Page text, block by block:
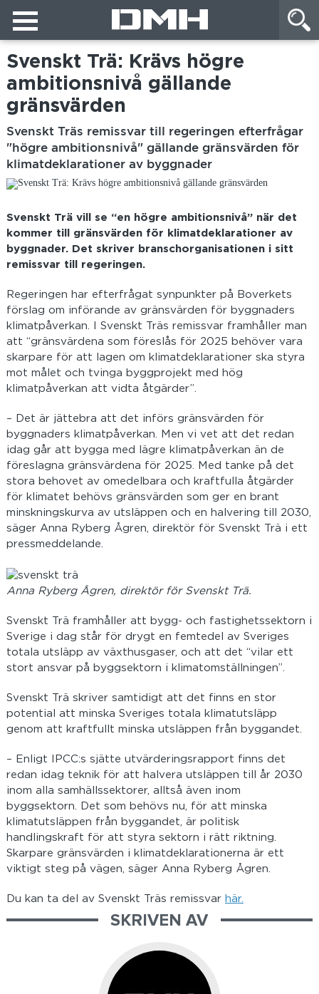
Svenskt Trä: Krävs högre
ambitionsnivå gällande
gränsvärden
Svenskt Träs remissvar till regeringen efterfrågar
"högre ambitionsnivå" gällande gränsvärden för
klimatdeklarationer av byggnader
Svenskt Trä vill se “en högre ambitionsnivå” när det
kommer till gränsvärden för klimatdeklarationer av
byggnader. Det skriver branschorganisationen i sitt
remissvar till regeringen.
Regeringen har efterfrågat synpunkter på Boverkets
förslag om införande av gränsvärden för byggnaders
klimatpåverkan. I Svenskt Träs remissvar framhåller man
att “gränsvärdena som föreslås för 2025 behöver vara
skarpare för att lagen om klimatdeklarationer ska styra
mot målet och tvinga byggprojekt med hög
klimatpåverkan att vidta åtgärder”.
– Det är jättebra att det införs gränsvärden för
byggnaders klimatpåverkan. Men vi vet att det redan
idag går att bygga med lägre klimatpåverkan än de
föreslagna gränsvärdena för 2025. Med tanke på det
stora behovet av omedelbara och kraftfulla åtgärder
för klimatet behövs gränsvärden som ger en brant
minskningskurva av utsläppen och en halvering till 2030,
säger Anna Ryberg Ågren, direktör för Svenskt Trä i ett
pressmeddelande.
Anna Ryberg Ågren, direktör för Svenskt Trä.
Svenskt Trä framhåller att bygg- och fastighetssektorn i
Sverige i dag står för drygt en femtedel av Sveriges
totala utsläpp av växthusgaser, och att det “vilar ett
stort ansvar på byggsektorn i klimatomställningen”.
Svenskt Trä skriver samtidigt att det finns en stor
potential att minska Sveriges totala klimatutsläpp
genom att kraftfullt minska utsläppen från byggandet.
– Enligt IPCC:s sjätte utvärderingsrapport finns det
redan idag teknik för att halvera utsläppen till år 2030
inom alla samhällssektorer, alltså även inom
byggsektorn. Det som behövs nu, för att minska
klimatutsläppen från byggandet, är politisk
handlingskraft för att styra sektorn i rätt riktning.
Skarpare gränsvärden i klimatdeklarationerna är ett
viktigt steg på vägen, säger Anna Ryberg Ågren.
Du kan ta del av Svenskt Träs remissvar här.
SKRIVEN AV